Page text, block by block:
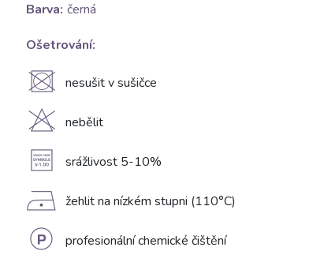
Barva: černá
Ošetrování:
U nesušit v sušičce
H nebělit
A srážlivost 5-10%
D žehlit na nízkém stupni (110°C)
L profesionální chemické čištění